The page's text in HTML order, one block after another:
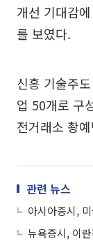
개선 기대감
를 보였다.
신흥 기술주
업 50개로 구
전거래소 촹
관련 뉴스
뉴욕증시, 이